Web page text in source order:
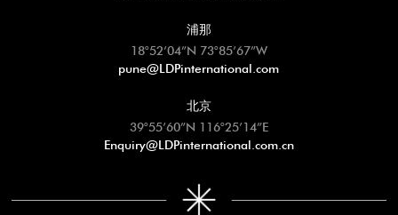
浦那
18°52’04”N 73°85’67”W
pune@LDPinternational.com
北京
39°55’60”N 116°25’14”E
Enquiry@LDPinternational.com.cn